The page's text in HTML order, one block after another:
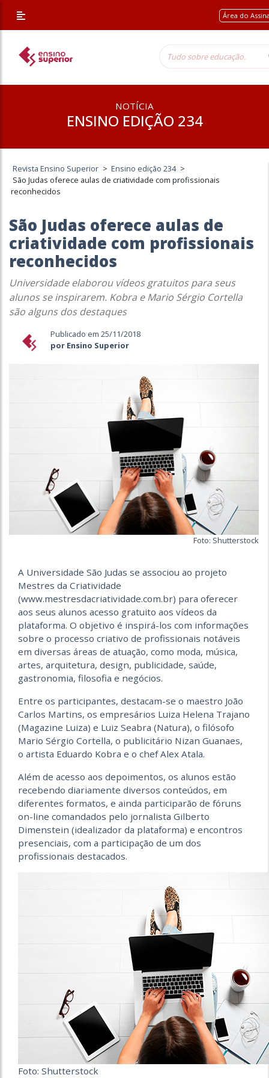
Área do
NOTÍCIA
ENSINO EDIÇÃO 234
Revista Ensino Superior > Ensino edição 234 >
São Judas oferece aulas de criatividade com profissionais
reconhecidos
São Judas oferece aulas de
criatividade com profissionais
reconhecidos
Universidade elaborou vídeos gratuitos para seus
alunos se inspirarem. Kobra e Mario Sérgio Cortella
são alguns dos destaques
Publicado em 25/11/2018
por Ensino Superior
Foto: Shutterstock
A Universidade São Judas se associou ao projeto
Mestres da Criatividade
(www.mestresdacriatividade.com.br) para oferecer
aos seus alunos acesso gratuito aos vídeos da
plataforma. O objetivo é inspirá-los com informações
sobre o processo criativo de profissionais notáveis
em diversas áreas de atuação, como moda, música,
artes, arquitetura, design, publicidade, saúde,
gastronomia, filosofia e negócios.
Entre os participantes, destacam-se o maestro João
Carlos Martins, os empresários Luiza Helena Trajano
(Magazine Luiza) e Luiz Seabra (Natura), o filósofo
Mario Sérgio Cortella, o publicitário Nizan Guanaes,
o artista Eduardo Kobra e o chef Alex Atala.
Além de acesso aos depoimentos, os alunos estão
recebendo diariamente diversos conteúdos, em
diferentes formatos, e ainda participarão de fóruns
on-line comandados pelo jornalista Gilberto
Dimenstein (idealizador da plataforma) e encontros
presenciais, com a participação de um dos
profissionais destacados.
Foto: Shutterstock